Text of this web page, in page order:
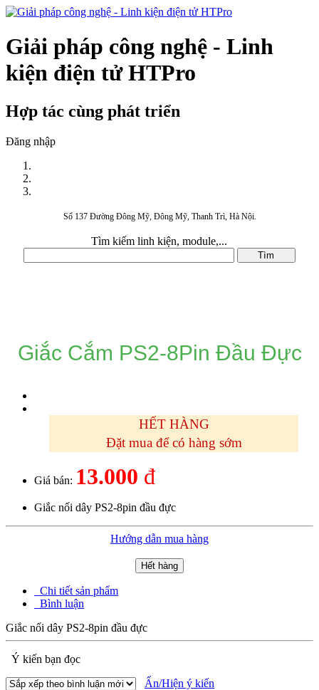
Giải pháp công nghệ - Linh
kiện điện tử HTPro
Hợp tác cùng phát triển
Đăng nhập
Số 137 Đường Đông Mỹ, Đông Mỹ, Thanh Trì, Hà Nội.
Tìm kiếm linh kiện, module,...
Giắc Cắm PS2-8Pin Đầu Đực
HẾT HÀNG
Đặt mua để có hàng sớm
Giá bán: 13.000 đ
Giắc nối dây PS2-8pin đầu đực
Hướng dẫn mua hàng
Hết hàng
Chi tiết sản phẩm
Bình luận
Giắc nối dây PS2-8pin đầu đực
Ý kiến bạn đọc
Ẩn/Hiện ý kiến